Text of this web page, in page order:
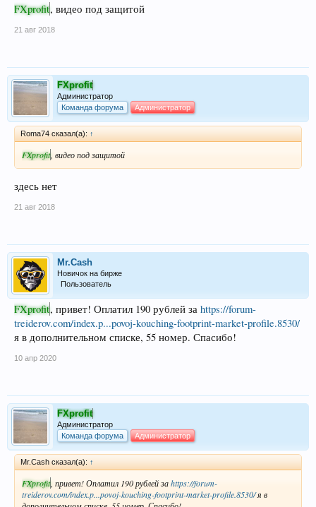
FXprofit, видео под защитой
21 авг 2018
FXprofit
Администратор
Команда форума
Администратор
Roma74 сказал(а): ↑
FXprofit , видео под защитой
здесь нет
21 авг 2018
Mr.Cash
Новичок на бирже
Пользователь
FXprofit, привет! Оплатил 190 рублей за https://forum-
treiderov.com/index.p...povoj-kouching-footprint-market-profile.8530/
я в дополнительном списке, 55 номер. Спасибо!
10 апр 2020
FXprofit
Администратор
Команда форума
Администратор
Mr.Cash сказал(а): ↑
FXprofit, привет! Оплатил 190 рублей заhttps://forum-
treiderov.com/index.p...povoj-kouching-footprint-market-profile.8530/я в